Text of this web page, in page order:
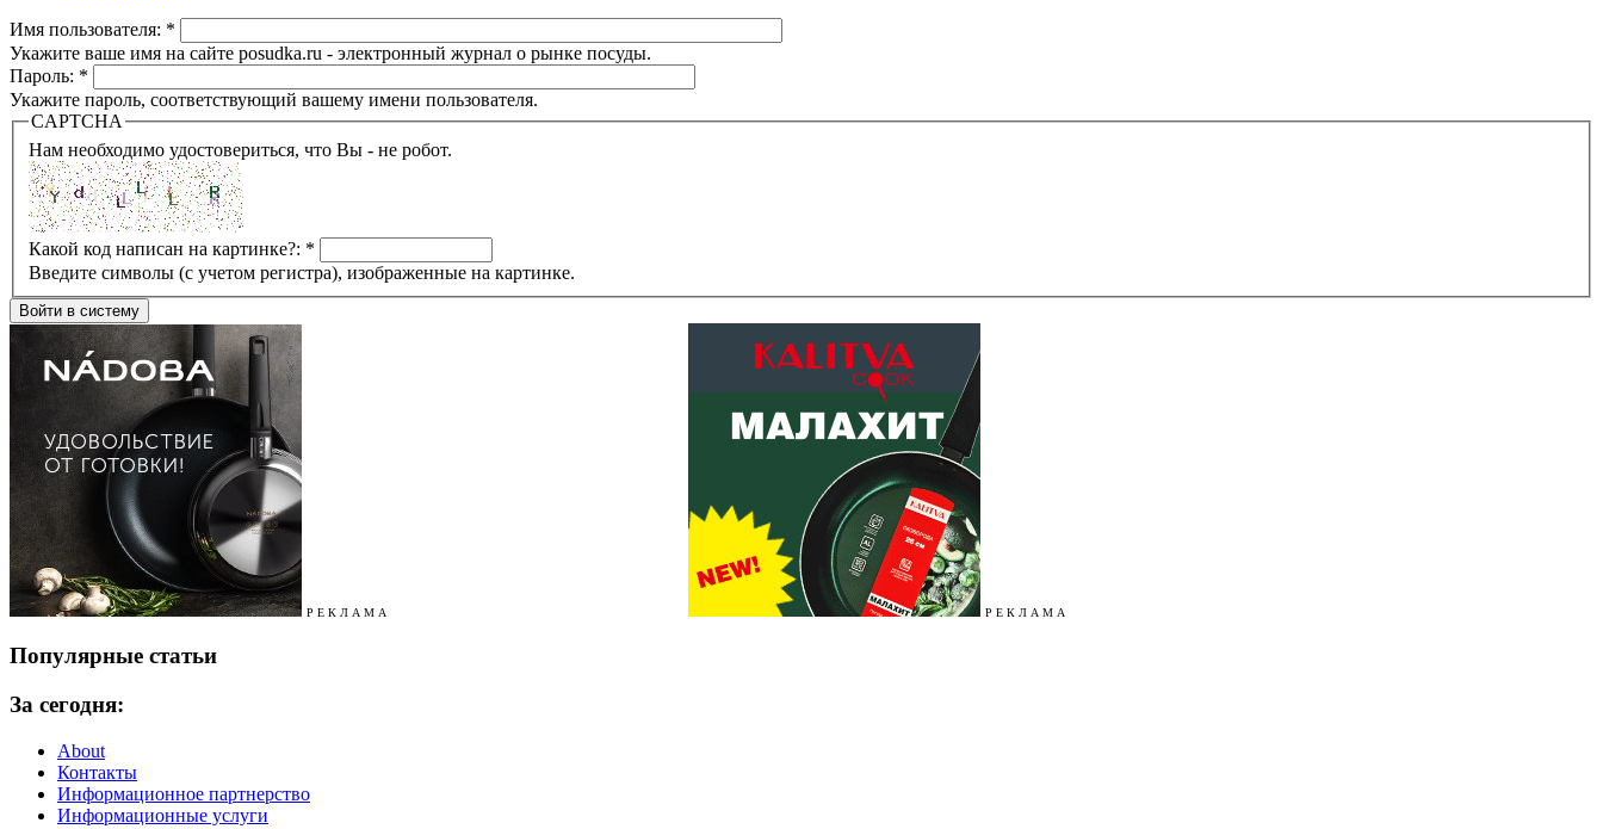
Имя пользователя: *
Укажите ваше имя на сайте posudka.ru - электронный журнал о рынке посуды.
Пароль: *
Укажите пароль, соответствующий вашему имени пользователя.
CAPTCHA
Нам необходимо удостовериться, что Вы - не робот.
Какой код написан на картинке?: *
Введите символы (с учетом регистра), изображенные на картинке.
Р Е К Л А М А Р Е К Л А М А
Популярные статьи
За сегодня:
About
Контакты
Информационное партнерство
Информационные услуги